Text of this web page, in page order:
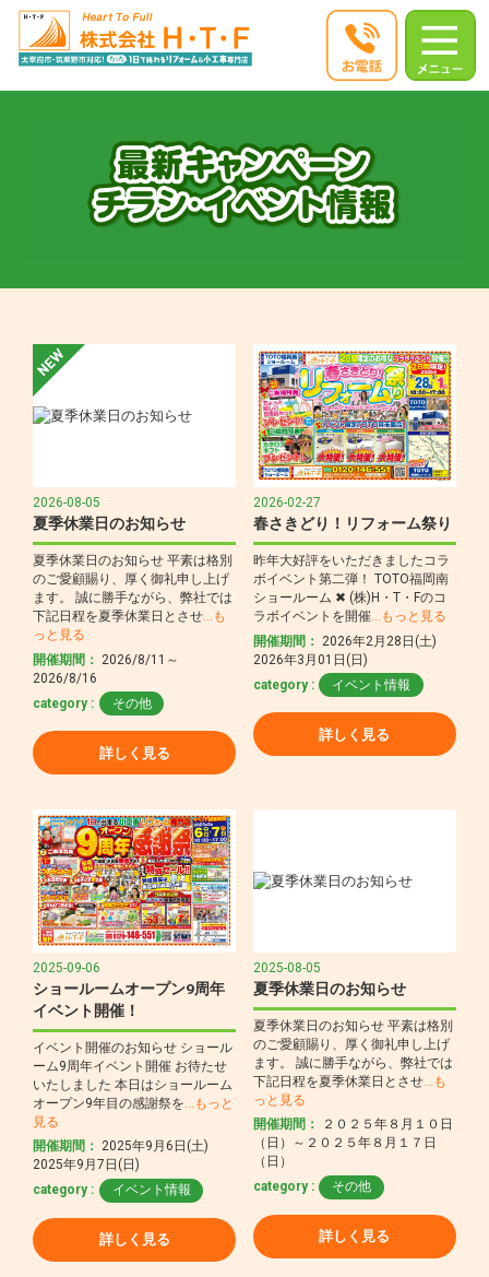
2026-08-05
夏季休業日のお知らせ
夏季休業日のお知らせ 平素は格別
のご愛顧賜り、厚く御礼申し上げ
ます。 誠に勝手ながら、弊社では
下記日程を夏季休業日とさせ …も
っと見る
開催期間： 2026/8/11～
2026/8/16
category :
その他
詳しく見る
2026-02-27
春さきどり！リフォーム祭り
昨年大好評をいただきましたコラ
ボイベント第二弾！ TOTO福岡南
ショールーム ✖ (株)H・T・Fのコ
ラボイベントを開催 …もっと見る
開催期間： 2026年2月28日(土)
2026年3月01日(日)
category :
イベント情報
詳しく見る
2025-09-06
ショールームオープン9周年
イベント開催！
イベント開催のお知らせ ショール
ーム9周年イベント開催 お待たせ
いたしました 本日はショールーム
オープン9年目の感謝祭を
…もっと
見る
開催期間： 2025年9月6日(土)
2025年9月7日(日)
category :
イベント情報
詳しく見る
2025-08-05
夏季休業日のお知らせ
夏季休業日のお知らせ 平素は格別
のご愛顧賜り、厚く御礼申し上げ
ます。 誠に勝手ながら、弊社では
下記日程を夏季休業日とさせ …も
っと見る
開催期間：
２０２５年８月１０日
（日）～２０２５年８月１７日
（日）
category :
その他
詳しく見る